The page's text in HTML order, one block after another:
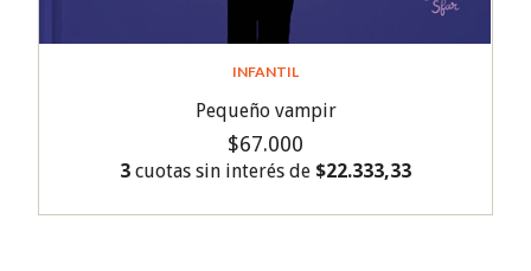
INFANTIL
Pequeño vampir
$67.000
3 cuotas sin interés de $22.333,33